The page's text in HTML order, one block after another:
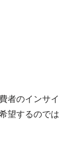
者のインサイ
望するのでは